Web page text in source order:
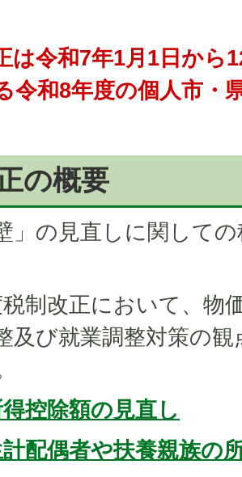
は令和7年1月1日から
令和8年度の個人市・
の概要
」の見直しに関して
制改正において、物
及び就業調整対策の
控除額の見直し
配偶者や扶養親族の